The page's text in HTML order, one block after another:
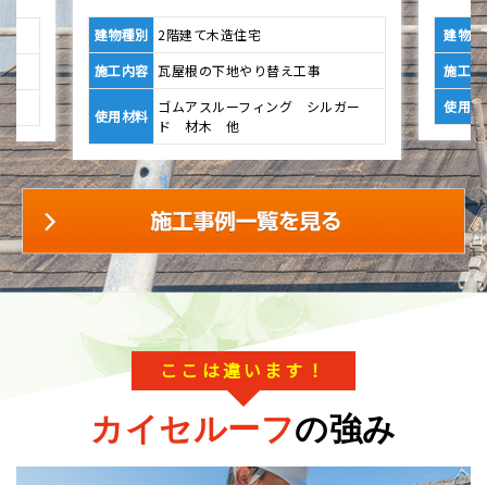
建物種別
2階建て木造住宅
施工内容
スレート屋根葺き替え工事
使用材料
ケイミューコロニアルクワッド
建
施
使
ここは違います！
カイセルーフの強み